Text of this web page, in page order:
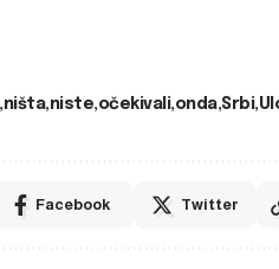
ništa niste očekivali onda Srbi
Facebook Twitter